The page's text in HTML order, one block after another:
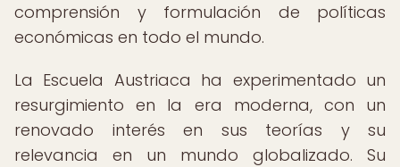
comprensión y formulación de políticas
económicas en todo el mundo.
La Escuela Austriaca ha experimentado un
resurgimiento en la era moderna, con un
renovado interés en sus teorías y su
relevancia en un mundo globalizado. Su